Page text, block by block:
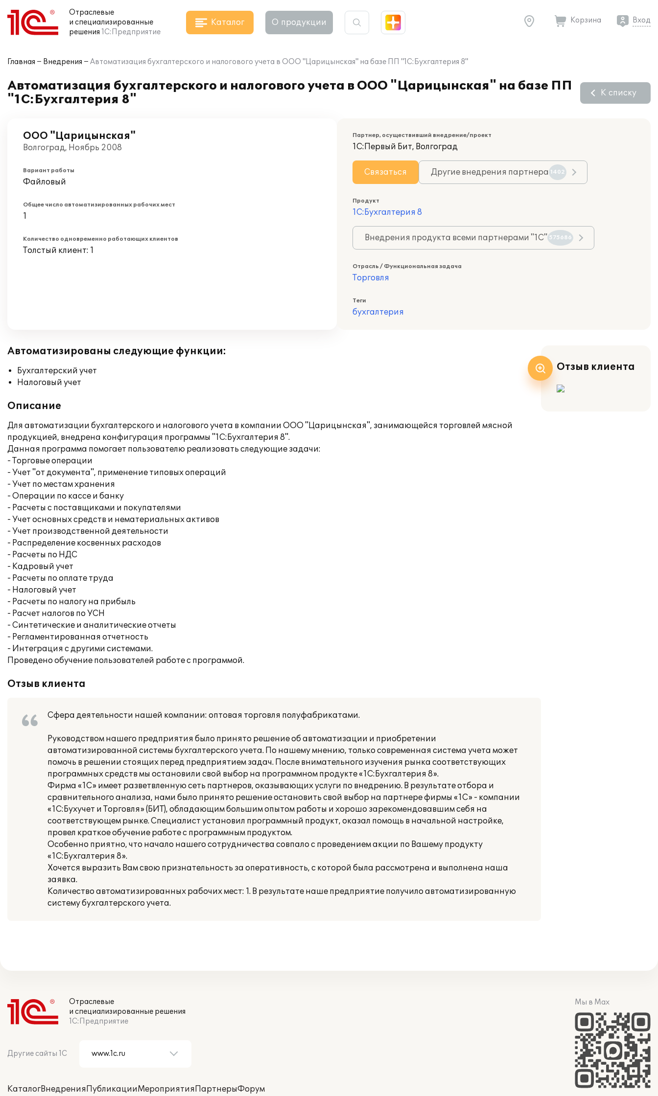
Отраслевые
и специализированные
решения 1С:Предприятие
Каталог О продукции Корзина Вход
Главная Внедрения Автоматизация бухгалтерского и налогового учета в ООО "Царицынская" на базе ПП "1С:Бухгалтерия 8"
Автоматизация бухгалтерского и налогового учета в ООО "Царицынская" на базе ПП
"1С:Бухгалтерия 8"
К списку
ООО "Царицынская"
Волгоград, Ноябрь 2008
Вариант работы
Файловый
Общее число автоматизированных рабочих мест
1
Количество одновременно работающих клиентов
Толстый клиент: 1
Партнер, осуществивший внедрение/проект
1С:Первый Бит, Волгоград
Связаться Другие внедрения партнера 1402
Продукт
1С:Бухгалтерия 8
Внедрения продукта всеми партнерами "1С" 575686
Отрасль / Функциональная задача
Торговля
Теги
бухгалтерия
Автоматизированы следующие функции:
Бухгалтерский учет
Налоговый учет
Описание
Для автоматизации бухгалтерского и налогового учета в компании ООО "Царицынская", занимающейся торговлей мясной
продукцией, внедрена конфигурация программы "1С:Бухгалтерия 8".
Данная программа помогает пользователю реализовать следующие задачи:
- Торговые операции
- Учет "от документа", применение типовых операций
- Учет по местам хранения
- Операции по кассе и банку
- Расчеты с поставщиками и покупателями
- Учет основных средств и нематериальных активов
- Учет производственной деятельности
- Распределение косвенных расходов
- Расчеты по НДС
- Кадровый учет
- Расчеты по оплате труда
- Налоговый учет
- Расчеты по налогу на прибыль
- Расчет налогов по УСН
- Синтетические и аналитические отчеты
- Регламентированная отчетность
- Интеграция с другими системами.
Проведено обучение пользователей работе с программой.
Отзыв клиента
Сфера деятельности нашей компании: оптовая торговля полуфабрикатами.
Руководством нашего предприятия было принято решение об автоматизации и приобретении
автоматизированной системы бухгалтерского учета. По нашему мнению, только современная система учета может
помочь в решении стоящих перед предприятием задач. После внимательного изучения рынка соответствующих
программных средств мы остановили свой выбор на программном продукте «1С:Бухгалтерия 8».
Фирма «1С» имеет разветвленную сеть партнеров, оказывающих услуги по внедрению. В результате отбора и
сравнительного анализа, нами было принято решение остановить свой выбор на партнере фирмы «1С» - компании
«1С:Бухучет и Торговля» (БИТ), обладающим большим опытом работы и хорошо зарекомендовавшим себя на
соответствующем рынке. Специалист установил программный продукт, оказал помощь в начальной настройке,
провел краткое обучение работе с программным продуктом.
Особенно приятно, что начало нашего сотрудничества совпало с проведением акции по Вашему продукту
«1С:Бухгалтерия 8».
Хочется выразить Вам свою признательность за оперативность, с которой была рассмотрена и выполнена наша
заявка.
Количество автоматизированных рабочих мест: 1. В результате наше предприятие получило автоматизированную
систему бухгалтерского учета.
Отзыв клиента
Отраслевые
и специализированные решения
1С:Предприятие
Другие сайты 1С
КаталогВнедренияПубликацииМероприятияПартнерыФорум
Мы в Max